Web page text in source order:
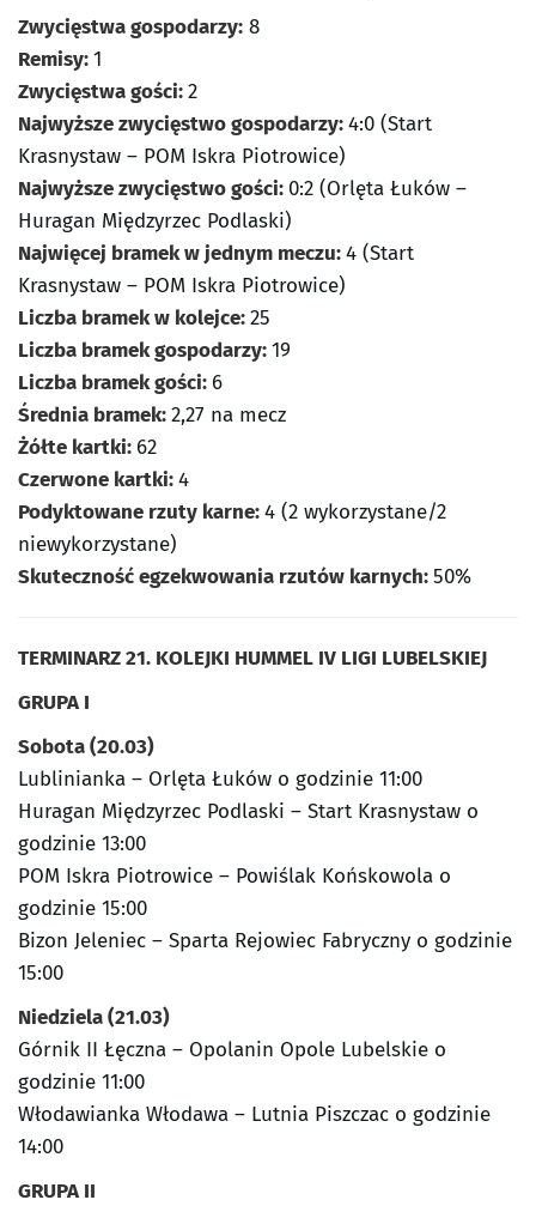
Zwycięstwa gospodarzy: 8
Remisy:1
Zwycięstwa gości:2
Najwyższe zwycięstwo gospodarzy:4:0 (Start
Krasnystaw – POM Iskra Piotrowice)
Najwyższe zwycięstwo gości: 0:2 (Orlęta Łuków –
Huragan Międzyrzec Podlaski)
Najwięcej bramek w jednym meczu:4 (Start
Krasnystaw – POM Iskra Piotrowice)
Liczba bramek w kolejce:25
Liczba bramek gospodarzy:19
Liczba bramek gości: 6
Średnia bramek:2,27 na mecz
Żółte kartki: 62
Czerwone kartki:4
Podyktowane rzuty karne:4 (2 wykorzystane/2
niewykorzystane)
Skuteczność egzekwowania rzutów karnych:50%
TERMINARZ 21. KOLEJKI HUMMEL IV LIGI LUBELSKIEJ
GRUPA I
Sobota (20.03)
Lublinianka – Orlęta Łuków o godzinie 11:00
Huragan Międzyrzec Podlaski – Start Krasnystaw o
godzinie 13:00
POM Iskra Piotrowice – Powiślak Końskowola o
godzinie 15:00
Bizon Jeleniec – Sparta Rejowiec Fabryczny o godzinie
15:00
Niedziela (21.03)
Górnik II Łęczna – Opolanin Opole Lubelskie o
godzinie 11:00
Włodawianka Włodawa – Lutnia Piszczac o godzinie
14:00
GRUPA II